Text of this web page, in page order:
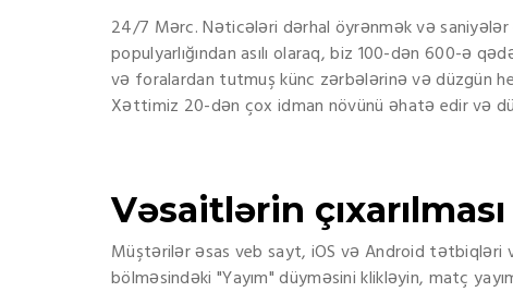
24/7 Mərc. Nəticələri dərhal öyrənmək və saniyələr
populyarlığından asılı olaraq, biz 100-dən 600-ə
və foralardan tutmuş künc zərbələrinə və düzgün
Xəttimiz 20-dən çox idman növünü əhatə edir və
Vəsaitlərin
Müştərilər əsas veb sayt, iOS və Android tətbiqləri
bölməsindəki "Yayım" düyməsini klikləyin, matç